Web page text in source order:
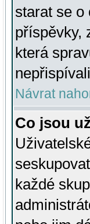
starat se o
příspěvky,
která
nepřispívali
Návrat
Co jsou
každé